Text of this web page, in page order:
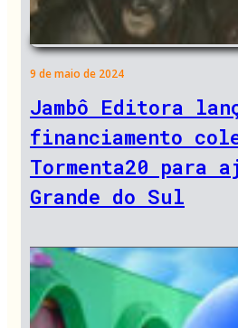
9 de maio de 2024
Jambô Editora
financiamento
Tormenta20 para
Grande do Sul